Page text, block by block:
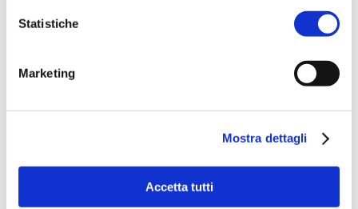
Statistiche
Marketing
Mostra dettagli
Accetta tutti